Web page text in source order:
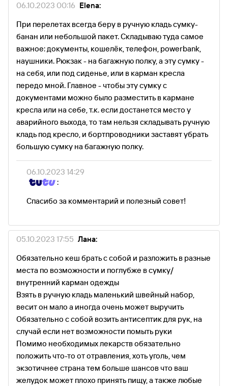
06.10.2023 00:16 Elena:
При перелетах всегда беру в ручную кладь сумку-
банан или небольшой пакет. Складываю туда самое
важное: документы, кошелёк, телефон, powerbank,
наушники. Рюкзак - на багажную полку, а эту сумку -
на себя, или под сиденье, или в карман кресла
передо мной. Главное - чтобы эту сумку с
документами можно было разместить в кармане
кресла или на себе, т.к. если достанется место у
аварийного выхода, то там нельзя складывать ручную
кладь под кресло, и бортпроводники заставят убрать
большую сумку на багажную полку.
06.10.2023 14:29
:
Спасибо за комментарий и полезный совет!
05.10.2023 17:55 Лана:
Обязательно кеш брать с собой и разложить в разные
места по возможности и поглубже в сумку/
внутренний карман одежды
Взять в ручную кладь маленький швейный набор,
весит он мало а иногда очень может выручить
Обязательно с собой возить антисептик для рук, на
случай если нет возможности помыть руки
Помимо необходимых лекарств обязательно
положить что-то от отравления, хоть уголь, чем
экзотичнее страна тем больше шансов что ваш
желудок может плохо принять пищу, а также любые